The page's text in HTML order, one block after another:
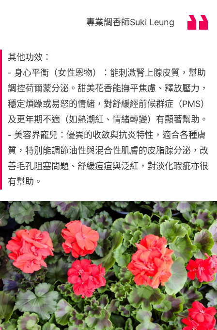
專業調香師Suki Leung
其他功效：
- 身心平衡（女性恩物）：能刺激腎上腺皮質，幫助
調控荷爾蒙分泌。甜美花香能撫平焦慮、釋放壓力，
穩定煩躁或易怒的情緒，對舒緩經前候群症（PMS）
及更年期不適（如熱潮紅、情緒轉變）有顯著幫助。
- 美容界寵兒：優異的收斂與抗炎特性，適合各種膚
質，特別能調節油性與混合性肌膚的皮脂腺分泌，改
善毛孔阻塞問題、舒緩痘痘與泛紅，對淡化瑕疵亦很
有幫助。